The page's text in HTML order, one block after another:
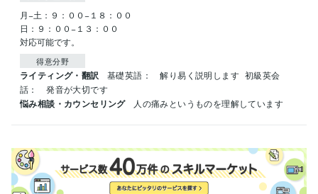
月−土：９：００−１８：００
日：９：００−１３：００
対応可能です。
得意分野
ライティング・翻訳 基礎英語：　解り易く説明します 初級英会
話：　発音が大切です
悩み相談・カウンセリング 人の痛みというものを理解しています